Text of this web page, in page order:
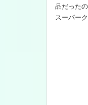
品だったの
スーパー